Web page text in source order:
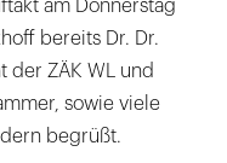
am Donnerstag
bereits Dr. Dr.
der ZÄK WL und
sowie viele
begrüßt.